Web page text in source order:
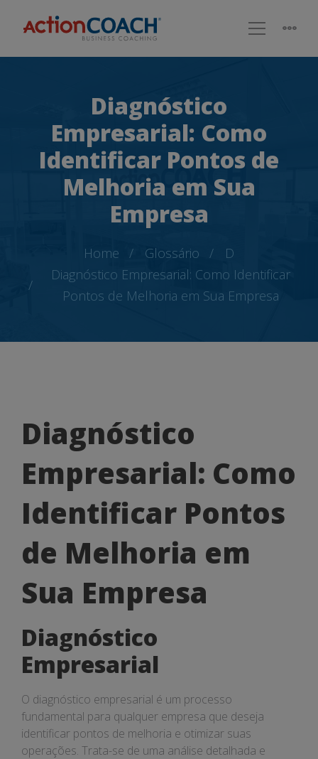
Diagnóstico
Empresarial: Como
Identificar Pontos de
Melhoria em Sua
Empresa
Home Glossário
D
Diagnóstico Empresarial: Como Identificar
Pontos de Melhoria em Sua Empresa
Diagnóstico
Empresarial:
Como
Identificar
Pontos
de
Melhoria
Sua
Empresa
Diagnóstico
Empresarial: Como
Identificar Pontos
de Melhoria em
Sua Empresa
Diagnóstico
Empresarial
O diagnóstico empresarial é um processo
fundamental para qualquer empresa que deseja
identificar pontos de melhoria e otimizar suas
operações. Trata-se de uma análise detalhada e